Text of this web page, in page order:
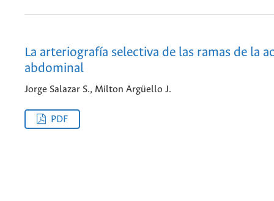
La arteriografía selectiva de las ramas de la
abdominal
Jorge Salazar S., Milton Argüello J.
PDF